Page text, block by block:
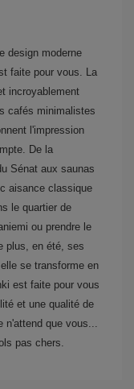
design moderne
faite pour vous. La
incroyablement
cafés minimalistes
l'impression
De la
Sénat aux saunas
aisance classique
le quartier de
ou prendre le
plus, en été, ses
se transforme en
est faite pour vous
et une qualité de
que vous...
pas chers.